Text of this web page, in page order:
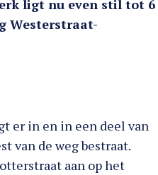
ligt nu even stil tot 6
Westerstraat-
er in en in een deel van
van de weg bestraat.
aan op het